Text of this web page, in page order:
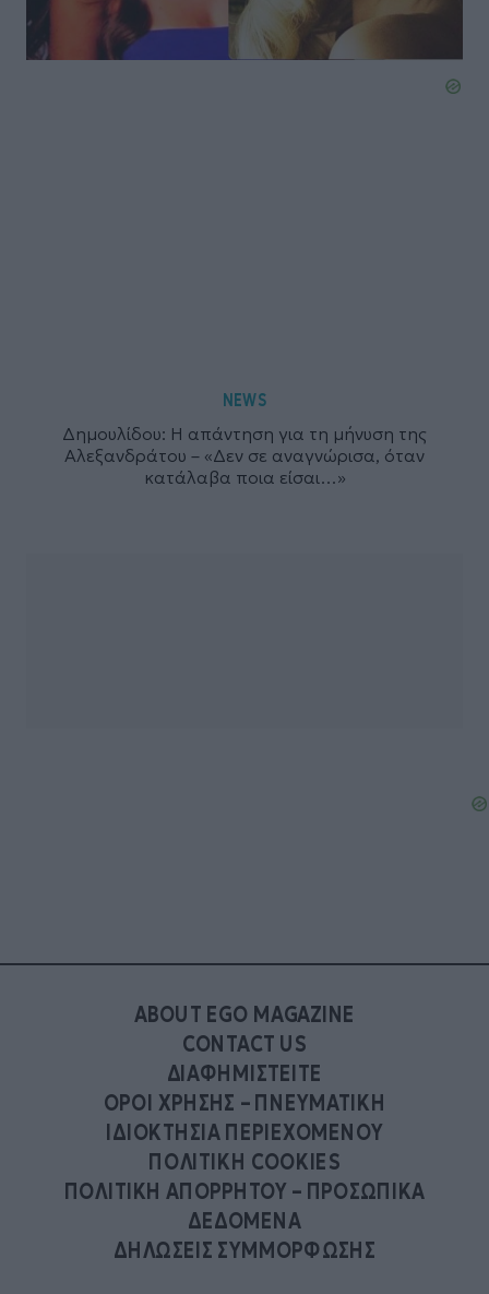
NEWS
Δημουλίδου: Η απάντηση για τη μήνυση της
Αλεξανδράτου – «Δεν σε αναγνώρισα, όταν
κατάλαβα ποια είσαι…»
ABOUT EGO MAGAZINE
CONTACT US
ΔΙΑΦΗΜΙΣΤΕΙΤΕ
ΟΡΟΙ ΧΡΗΣΗΣ – ΠΝΕΥΜΑΤΙΚΗ
ΙΔΙΟΚΤΗΣΙΑ ΠΕΡΙΕΧΟΜΕΝΟΥ
ΠΟΛΙΤΙΚΗ COOKIES
ΠΟΛΙΤΙΚΗ ΑΠΟΡΡΗΤΟΥ – ΠΡΟΣΩΠΙΚΑ
ΔΕΔΟΜΕΝΑ
ΔΗΛΩΣΕΙΣ ΣΥΜΜΟΡΦΩΣΗΣ